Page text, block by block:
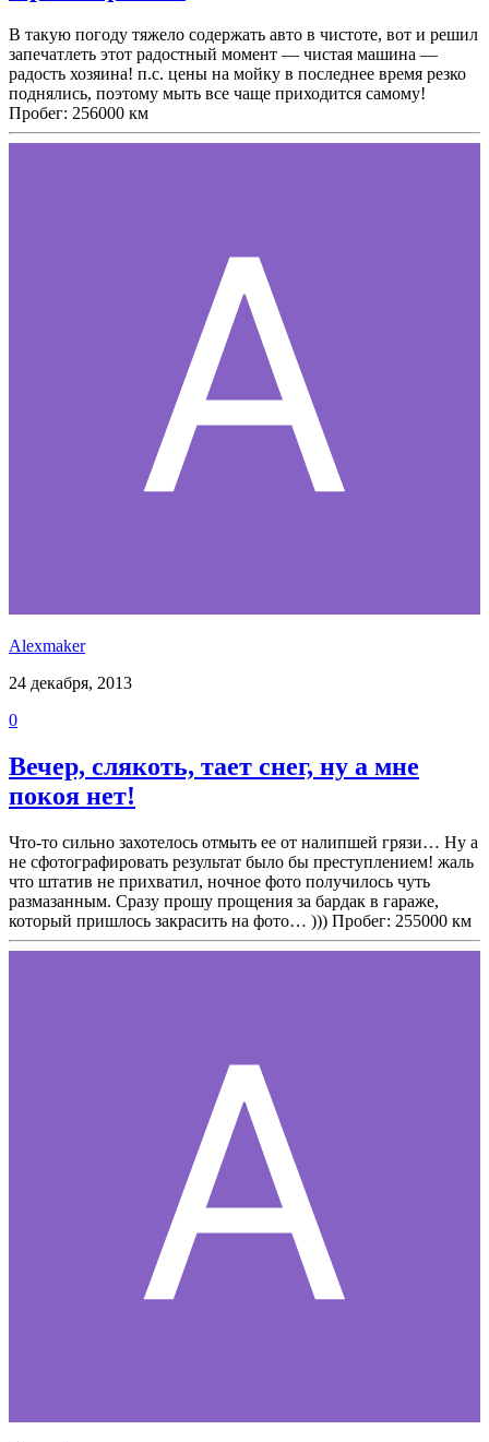
В такую погоду тяжело содержать авто в чистоте, вот и решил
запечатлеть этот радостный момент — чистая машина —
радость хозяина! п.с. цены на мойку в последнее время резко
поднялись, поэтому мыть все чаще приходится самому!
Пробег: 256000 км
Alexmaker
24 декабря, 2013
0
Вечер, слякоть, тает снег, ну а мне
покоя нет!
Что-то сильно захотелось отмыть ее от налипшей грязи… Ну а
не сфотографировать результат было бы преступлением! жаль
что штатив не прихватил, ночное фото получилось чуть
размазанным. Сразу прошу прощения за бардак в гараже,
который пришлось закрасить на фото… ))) Пробег: 255000 км